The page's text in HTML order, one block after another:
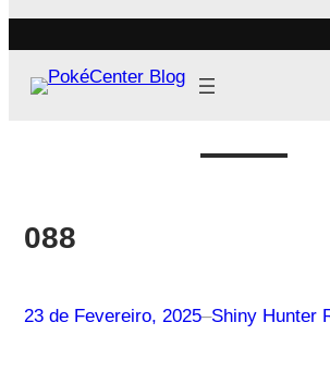
088
23 de Fevereiro, 2025–Shiny Hunter